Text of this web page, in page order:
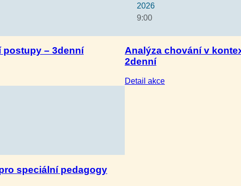
postupy – 3denní
2026
9:00
Analýza chování v
2denní
Detail akce:
speciální pedagogy